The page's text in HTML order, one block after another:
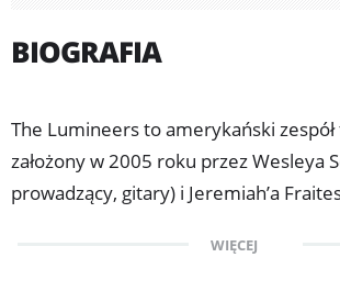
BIOGRAFIA
The Lumineers to amerykański
założony w 2005 roku przez Wesleya
prowadzący, gitary) i Jeremiah’a
WIĘCEJ